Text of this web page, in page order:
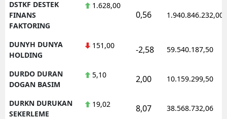
DSTKF DESTEK
FINANS
FAKTORING
1.628,00
0,56 1.940.846.232,00
DUNYH DUNYA
HOLDING
151,00 -2,58 59.540.187,50
DURDO DURAN
DOGAN BASIM
5,10 2,00 10.159.299,50
DURKN DURUKAN
SEKERLEME
19,02 8,07 38.568.732,06